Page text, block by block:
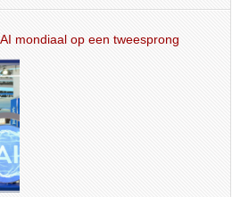
De Leestafel # 108: AI mondiaal op een tweesprong